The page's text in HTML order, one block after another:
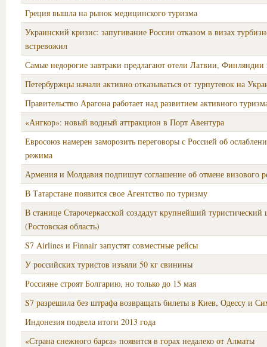
Греция вышла на рынок медицинского туризма
Украинский кризис: запугивание России отказом в визах
встревожил
Самые недорогие завтраки предлагают отели Латвии,
Петербуржцы начали активно отказываться от турпутевок на
Правительство Арагона работает над развитием активного
«Ангкор»: новый водный аттракцион в Порт Авентура
Евросоюз намерен заморозить переговоры с Россией об
режима
Армения и Молдавия подпишут соглашение об отмене визового
В Татарстане появится свое Агентство по туризму
В станице Старочеркасской создадут крупнейший туристический
(Ростовская область)
S7 Airlines и Finnair запустят совместные рейсы
У российских туристов изъяли 50 кг свинины
Россияне строят Болгарию, но только до 15 мая
S7 разрешила без штрафа возвращать билеты в Киев, Одессу и
Индонезия подвела итоги 2013 года
«Страна снежного барса» появится в горах недалеко от Алматы